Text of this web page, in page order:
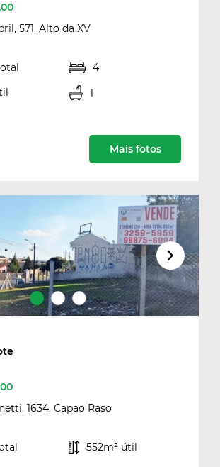
571. Alto da XV
4
1
Mais fotos
1634. Capao Raso
552m² útil